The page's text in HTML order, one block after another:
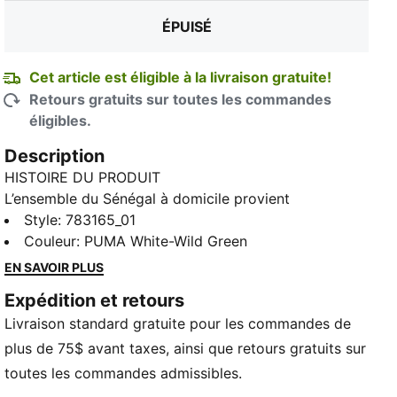
ÉPUISÉ
Cet article est éligible à la livraison gratuite!
Retours gratuits sur toutes les commandes
éligibles.
Description
HISTOIRE DU PRODUIT
L’ensemble du Sénégal à domicile provient
directement des rues de Dakar. Inspiré du Car Rapide
— les minibus emblématiques peints à la main qui
servent aussi d'art en mouvement — ce design
des décennies. Le maillot Réplique associe la même
allure que celui porté lors des matchs à une
silhouette, des détails et des matériaux décontractés,
idéal pour les jours de match et pour un usage
Style:783165_01
Couleur: PUMA White-Wild Green
EN SAVOIR PLUS
Expédition et retours
Livraison standard gratuite pour les commandes de
plus de 75$ avant taxes, ainsi que retours gratuits sur
toutes les commandes admissibles.